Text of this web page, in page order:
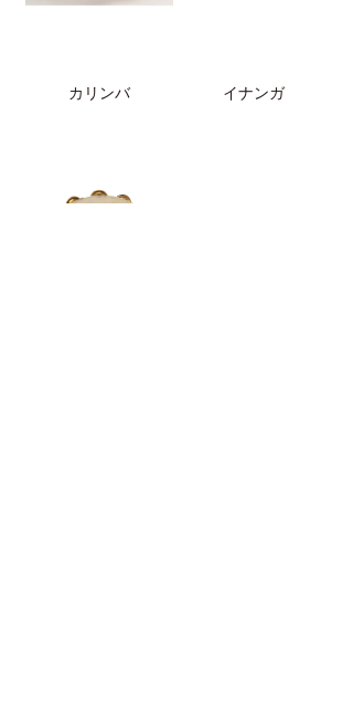
カリンバ イナンガ